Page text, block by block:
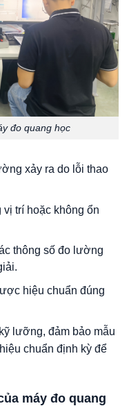
đo quang học
xảy ra do lỗi thao
trí hoặc không ổn
thông số đo lường
hiệu chuẩn đúng
lưỡng, đảm bảo mẫu
chuẩn định kỳ để
máy đo quang